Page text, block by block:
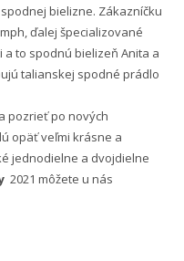
bielizne. Zákazníčku
ďalej špecializované
to spodnú bielizeň Anita a
talianskej spodné prádlo
pozrieť po nových
opäť veľmi krásne a
jednodielne a dvojdielne
2021 môžete u nás